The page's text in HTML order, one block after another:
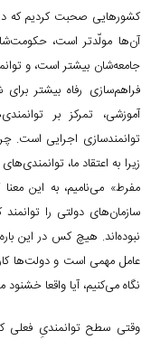
کشورهایی صحبت کردیم که در
آن‌ها مولّدتر است،
جامعه‌شان بیشتر است، و
فراهم‌سازی رفاه بیشتر
آموزشی، تمرکز بر
توانمندسازی اجرایی است.
زیرا به اعتقاد ما،
مفرط» می‌نامیم، به این
سازمان‌های دولتی را
نبوده‌اند. هیچ کس در این
عامل مهمی است و دولت‌ها
نگاه می‌کنیم، آیا واقعا
وقتی سطح توانمندیِ فعلی